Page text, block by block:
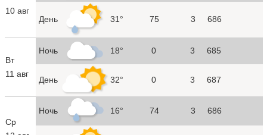
10 авг
День 31° 75 3 686
Вт
11 авг
Ночь 18° 0 3 685
День 32° 0 3 687
Ср
Ночь 16° 74 3 686